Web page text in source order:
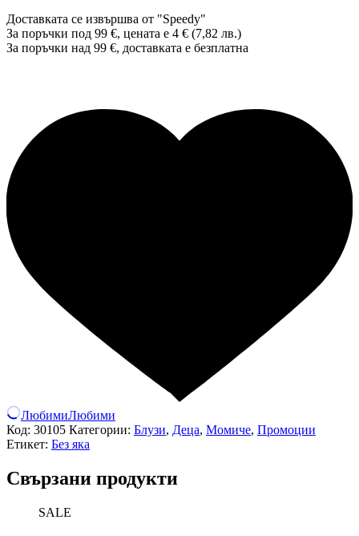
Доставката се извършва от "Speedy"
За поръчки под 99 €, цената е 4 € (7,82 лв.)
За поръчки над 99 €, доставката е безплатна
ЛюбимиЛюбими
Код: 30105 Категории: Блузи, Деца, Момиче, Промоции
Етикет: Без яка
Свързани продукти
SALE